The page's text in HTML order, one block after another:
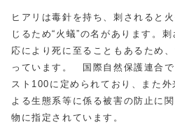
ヒアリは毒針を持ち、刺されると
じるため“火蟻”の名があります。
応により死に至ることもあるため
っています。 国際自然保護連合
スト100に定められており、また
よる生態系等に係る被害の防止に
物に指定されています。